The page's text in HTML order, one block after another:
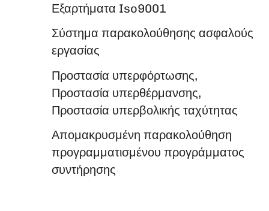
Εξαρτήματα Iso9001
Σύστημα παρακολούθησης ασφαλούς
εργασίας
Προστασία υπερφόρτωσης,
Προστασία υπερθέρμανσης,
Προστασία υπερβολικής ταχύτητας
Απομακρυσμένη παρακολούθηση
προγραμματισμένου προγράμματος
συντήρησης